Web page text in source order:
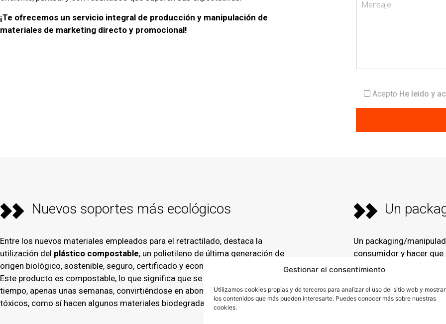
Gestionar el consentimiento
Utilizamos cookies propias y de terceros para analizar el uso del sitio web y
los contenidos que más pueden interesarte. Puedes conocer más sobre nuestras
cookies.
¡Te ofrecemos un servicio integral de producción y manipulación de
materiales de marketing directo y promocional!
Acepto He leído y
Nuevos soportes más ecológicos
Entre los nuevos materiales empleados para el retractilado, destaca la
utilización del plástico compostable, un polietileno de última generación de
origen biológico, sostenible, seguro, certificado y económicamente viable.
Este producto es compostable, lo que significa que se descompone en poco
tiempo, apenas unas semanas, convirtiéndose en abono, sin generar residuos
tóxicos, como sí hacen algunos materiales biodegradables.
Un
Un packaging/
consumidor y hacer
empaquetado
imagen de marca y
empresas ubicadas en
packaging, identificar a
claras para medir el